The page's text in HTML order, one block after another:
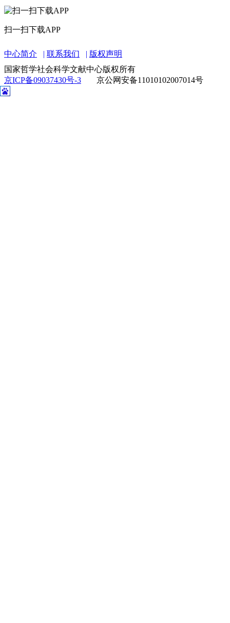
扫一扫下载APP
中心简介 联系我们
版权声明
国家哲学社会科学文献中心版权所有
京ICP备09037430号-3
京公网安备11010102007014号